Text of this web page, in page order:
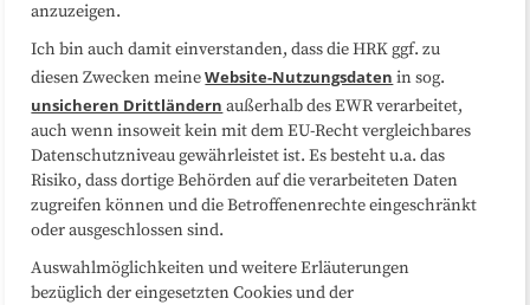
Sitemap
Folgen Sie uns
anzuzeigen.
Ich bin auch damit einverstanden, dass die HRK ggf. zu
diesen Zwecken meineWebsite-Nutzungsdaten in sog.
unsicheren Drittländern außerhalb des EWR verarbeitet,
auch wenn insoweit kein mit dem EU-Recht vergleichbares
Datenschutzniveau gewährleistet ist. Es besteht u.a. das
Risiko, dass dortige Behörden auf die verarbeiteten Daten
zugreifen können und die Betroffenenrechte eingeschränkt
oder ausgeschlossen sind.
Auswahlmöglichkeiten und weitere Erläuterungen
bezüglich der eingesetzten Cookies und der